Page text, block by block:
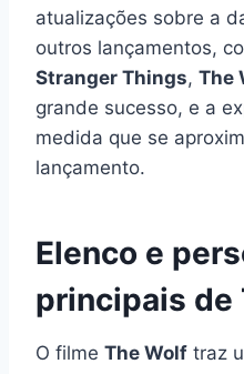
atualizações sobre a
outros lançamentos,
Stranger Things, The
grande sucesso, e a
medida que se
lançamento.
Elenco e
principais de
O filme The Wolf traz